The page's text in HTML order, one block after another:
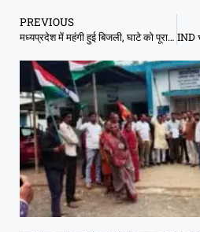
PREVIOUS
मध्यप्रदेश में महंगी हुई बिजली, घाटे को पूरा करने का तर्क